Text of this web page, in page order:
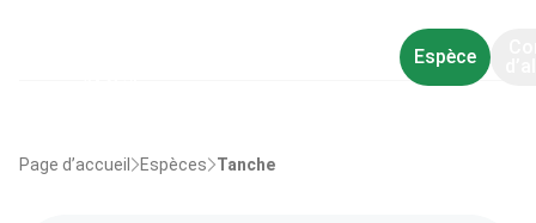
Espèce
Page d’accueil Espèces Tanche